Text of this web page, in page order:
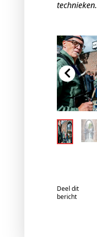
technieken.
Deel dit
bericht